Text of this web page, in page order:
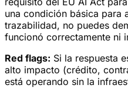
una condición básica para
trazabilidad, no puedes
funcionó correctamente ni
Red flags: Si la respuesta
alto impacto (crédito,
está operando sin la